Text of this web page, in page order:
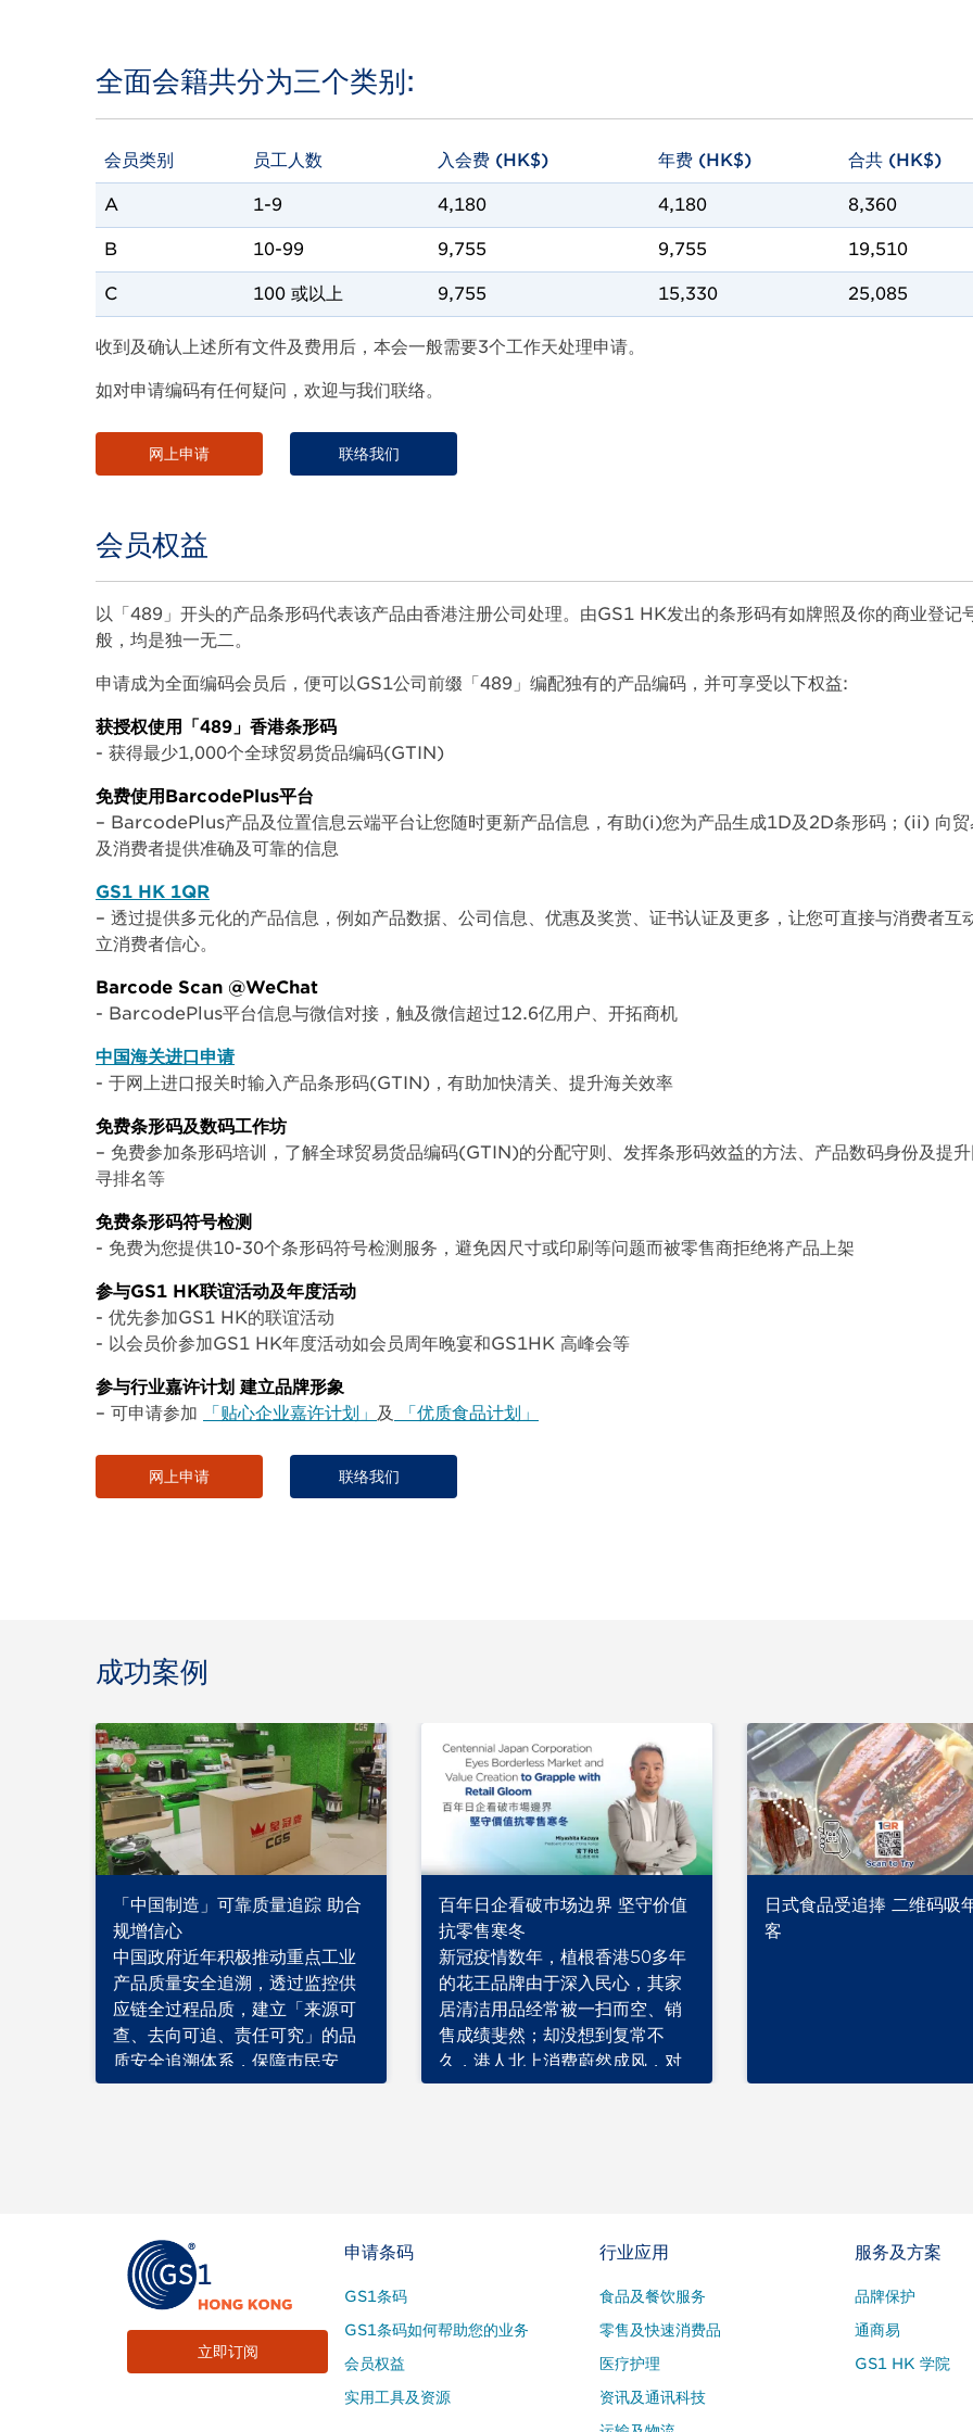
全面会籍共分为三个类别:
会员类别 员工人数 入会费 (HK$) 年费 (HK$) 合共 (HK$)
A 1-9 4,180 4,180 8,360
B 10-99 9,755 9,755 19,510
C 100 或以上 9,755 15,330 25,085
收到及确认上述所有文件及费用后，本会一般需要3个工作天处理申请。
如对申请编码有任何疑问，欢迎与我们联络。
网上申请 联络我们
Body
会员权益
以「489」开头的产品条形码代表该产品由香港注册公司处理。由GS1 HK发出的条形码有如牌照及你的商业登记
般，均是独一无二。
申请成为全面编码会员后，便可以GS1公司前缀「489」编配独有的产品编码，并可享受以下权益:
获授权使用「489」香港条形码
- 获得最少1,000个全球贸易货品编码(GTIN)
免费使用BarcodePlus平台
– BarcodePlus产品及位置信息云端平台让您随时更新产品信息，有助(i)您为产品生成1D及2D条形码；(ii) 向贸
及消费者提供准确及可靠的信息
GS1 HK 1QR
– 透过提供多元化的产品信息，例如产品数据、公司信息、优惠及奖赏、证书认证及更多，让您可直接与消费者互
立消费者信心。
Barcode Scan @WeChat
- BarcodePlus平台信息与微信对接，触及微信超过12.6亿用户、开拓商机
中国海关进口申请
- 于网上进口报关时输入产品条形码(GTIN)，有助加快清关、提升海关效率
免费条形码及数码工作坊
– 免费参加条形码培训，了解全球贸易货品编码(GTIN)的分配守则、发挥条形码效益的方法、产品数码身份及提
寻排名等
免费条形码符号检测
- 免费为您提供10-30个条形码符号检测服务，避免因尺寸或印刷等问题而被零售商拒绝将产品上架
参与GS1 HK联谊活动及年度活动
- 优先参加GS1 HK的联谊活动
- 以会员价参加GS1 HK年度活动如会员周年晚宴和GS1HK 高峰会等
参与行业嘉许计划 建立品牌形象
– 可申请参加
「贴心企业嘉许计划」 及 「优质食品计划」
网上申请 联络我们
成功案例
「中国制造」可靠质量追踪 助合
规增信心
中国政府近年积极推动重点工业
产品质量安全追溯，透过监控供
应链全过程品质，建立「来源可
查、去向可追、责任可究」的品
质安全追溯体系，保障巿民安
全、放心消费。当中炉具…
百年日企看破巿场边界 坚守价值
抗零售寒冬
新冠疫情数年，植根香港50多年
的花王品牌由于深入民心，其家
居清洁用品经常被一扫而空、销
售成绩斐然；却没想到复常不
久，港人北上消费蔚然成风，对
本地零售及消费品构成挑战…
日式食品受追捧 二维码吸
客
立即订阅
Footer
Site
Menu
申请条码
GS1条码
GS1条码如何帮助您的业务
会员权益
实用工具及资源
行业应用
食品及餐饮服务
零售及快速消费品
医疗护理
资讯及通讯科技
服务及方案
品牌保护
通商易
GS1 HK 学院